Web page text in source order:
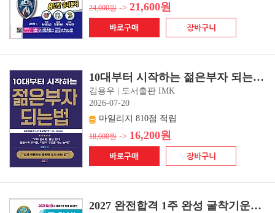
24,000원 -> 21,600원
10대부터 시작하는 젊은부자 되는 법 MONEY LITERACY(머니 리터러시)(초판 1쇄)
김용우 | 도서출판 IMK
2026-07-20
마일리지 810점 적립
18,000원 -> 16,200원
2027 완전합격 1주 완성 굴착기운전기능사 필기시험문제(초판 1쇄)